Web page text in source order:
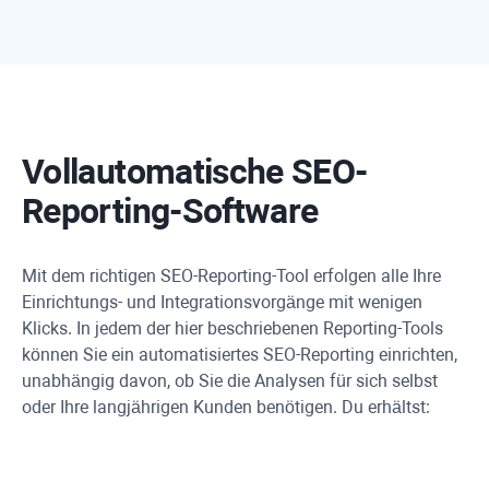
Vollautomatische SEO-
Reporting-Software
Mit dem richtigen SEO-Reporting-Tool erfolgen alle Ihre
Einrichtungs- und Integrationsvorgänge mit wenigen
Klicks. In jedem der hier beschriebenen Reporting-Tools
können Sie ein automatisiertes SEO-Reporting einrichten,
unabhängig davon, ob Sie die Analysen für sich selbst
oder Ihre langjährigen Kunden benötigen. Du erhältst: